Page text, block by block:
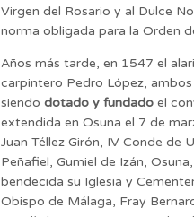
Virgen del Rosario y al Dulce
norma obligada para la Orden
Años más tarde, en 1547 el
carpintero Pedro López,
siendo dotado y fundado el
extendida en Osuna el 7 de
Juan Téllez Girón, IV Conde de
Peñafiel, Gumiel de Izán,
bendecida su Iglesia y
Obispo de Málaga, Fray